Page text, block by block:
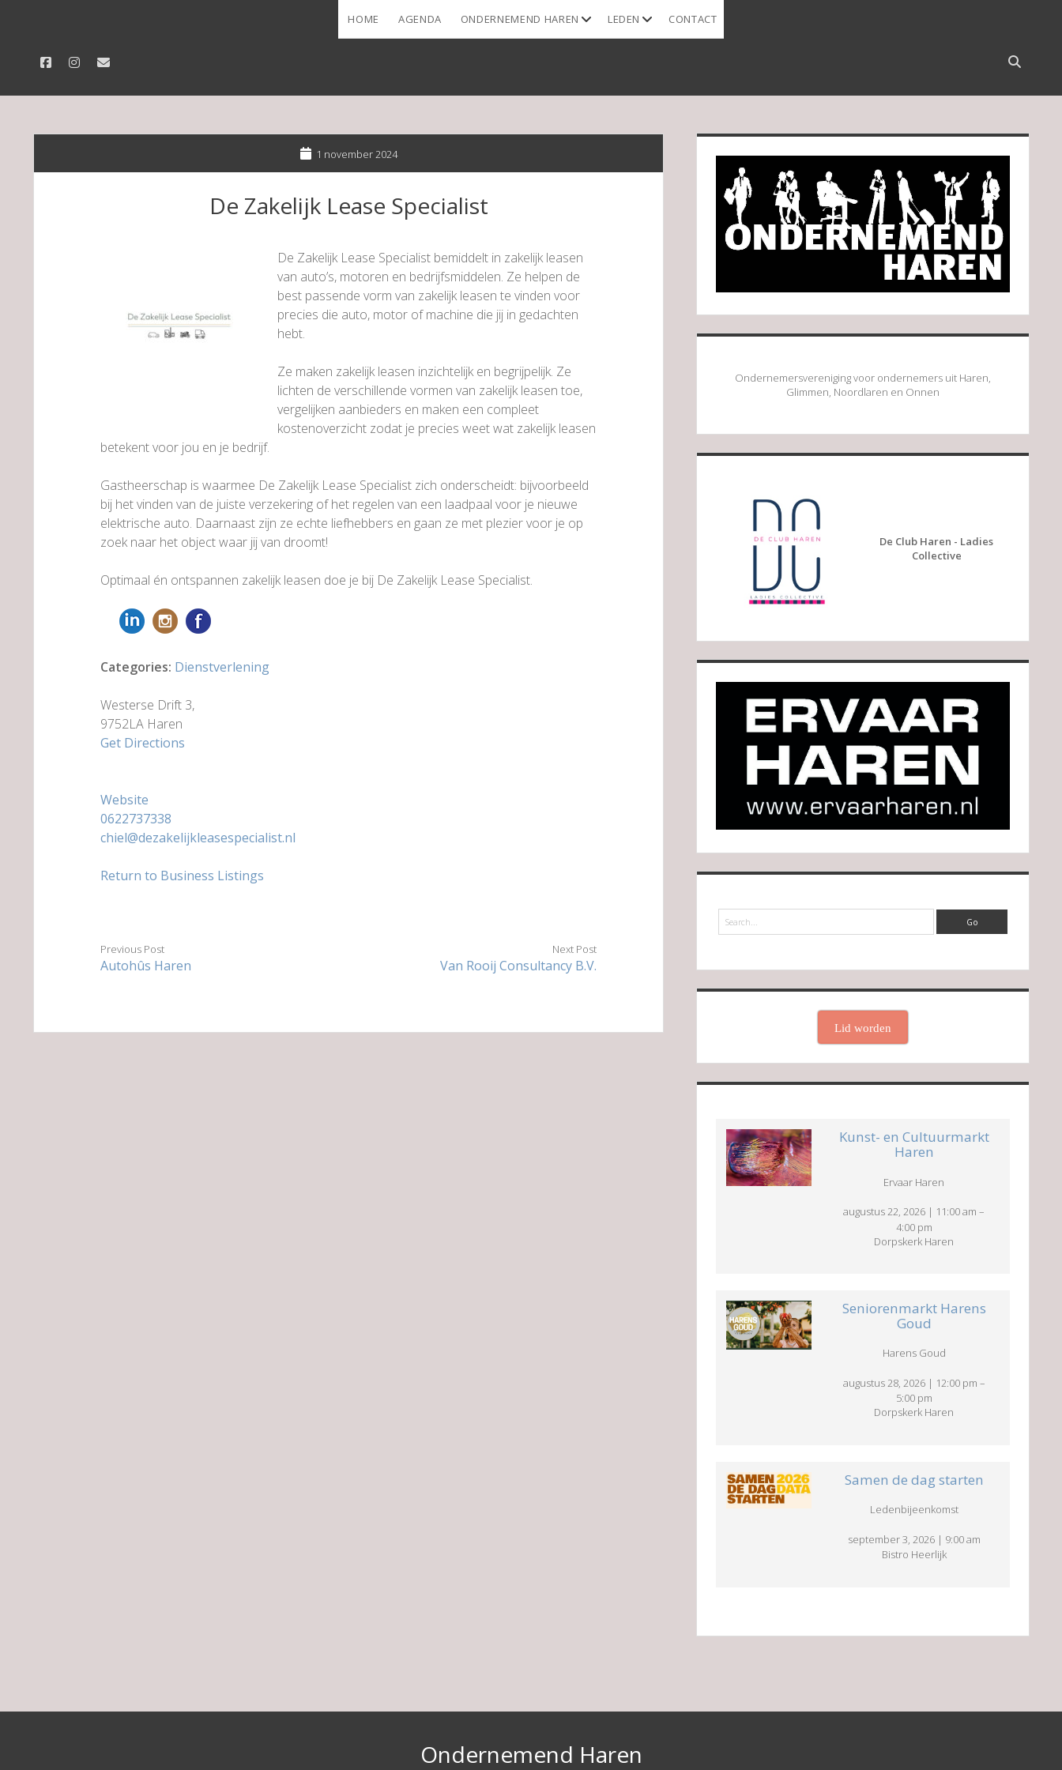
facebookinstagram
email
Open
bar
HOME AGENDA ONDERNEMEND HAREN open
menu
LEDEN open
menu
CONTACT
1 november 2024
De Zakelijk Lease Specialist
De Zakelijk Lease Specialist bemiddelt in zakelijk leasen
van auto’s, motoren en bedrijfsmiddelen. Ze helpen de
best passende vorm van zakelijk leasen te vinden voor
precies die auto, motor of machine die jij in gedachten
hebt.
Ze maken zakelijk leasen inzichtelijk en begrijpelijk. Ze
lichten de verschillende vormen van zakelijk leasen toe,
vergelijken aanbieders en maken een compleet
kostenoverzicht zodat je precies weet wat zakelijk leasen
betekent voor jou en je bedrijf.
Gastheerschap is waarmee De Zakelijk Lease Specialist zich onderscheidt: bijvoorbeeld
bij het vinden van de juiste verzekering of het regelen van een laadpaal voor je nieuwe
elektrische auto. Daarnaast zijn ze echte liefhebbers en gaan ze met plezier voor je op
zoek naar het object waar jij van droomt!
Optimaal én ontspannen zakelijk leasen doe je bij De Zakelijk Lease Specialist.
Categories: Dienstverlening
Westerse Drift 3,
9752LA Haren
Get Directions
Website
0622737338
chiel@dezakelijkleasespecialist.nl
Return to Business Listings
Previous Post
Autohûs Haren
Next Post
Van Rooij Consultancy B.V.
Sidebar
Ondernemersvereniging voor ondernemers uit Haren,
Glimmen, Noordlaren en Onnen
De Club Haren - Ladies
Collective
Lid worden
Kunst- en Cultuurmarkt
Haren
Ervaar Haren
augustus 22, 2026 | 11:00 am–
4:00 pm
Dorpskerk Haren
Seniorenmarkt Harens
Goud
Harens Goud
augustus 28, 2026 | 12:00 pm –
5:00 pm
Dorpskerk Haren
Samen de dag starten
Ledenbijeenkomst
september 3, 2026 | 9:00 am
Bistro Heerlijk
Ondernemend Haren